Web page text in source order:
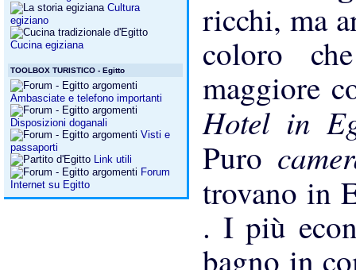
Cultura
egiziano
Cucina egiziana
TOOLBOX TURISTICO - Egitto
Ambasciate e telefono importanti
Disposizioni doganali
Visti e
passaporti
Link utili
Forum
Internet su Egitto
ricchi, ma
coloro
maggiore
Hotel in
Puro
trovano in
. I più
bagno in